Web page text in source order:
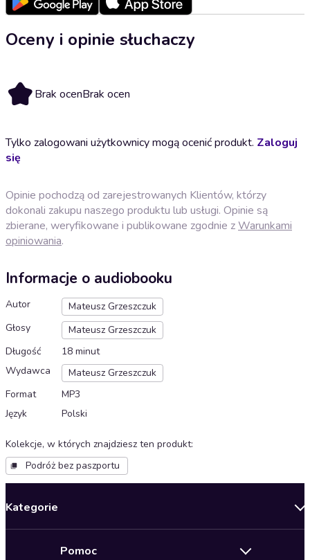
Oceny i opinie słuchaczy
Brak ocenBrak ocen
Tylko zalogowani użytkownicy mogą ocenić produkt. Zaloguj
się
Opinie pochodzą od zarejestrowanych Klientów, którzy
dokonali zakupu naszego produktu lub usługi. Opinie są
zbierane, weryfikowane i publikowane zgodnie zWarunkami
opiniowania.
Informacje o audiobooku
Autor
Mateusz Grzeszczuk
Głosy
Mateusz Grzeszczuk
Długość
18 minut
Wydawca
Mateusz Grzeszczuk
Format
MP3
Język
Polski
Kolekcje, w których znajdziesz ten produkt:
Podróż bez paszportu
Kategorie
Pomoc